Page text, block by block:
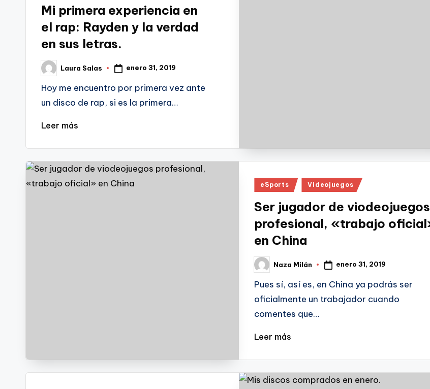
Mi primera experiencia en
el rap: Rayden y la verdad
en sus letras.
Publicado
por
Laura Salas enero 31, 2019
Hoy me encuentro por primera vez ante
un disco de rap, si es la primera…
Leer más
Publicado
eSports Videojuegos
Ser jugador de viodeojuegos
profesional, «trabajo
en China
Publicado
por
Naza Milán enero 31, 2019
Pues sí, así es, en China ya podrás ser
oficialmente un trabajador cuando
comentes que…
Leer más